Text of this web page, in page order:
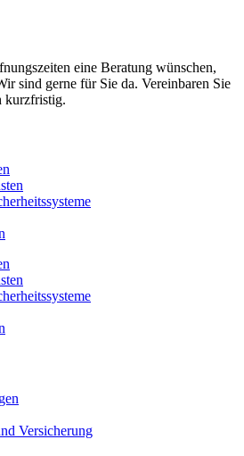
eine Beratung wünschen,
sind gerne für Sie da. Vereinbaren Sie
kurzfristig.
Versicherung